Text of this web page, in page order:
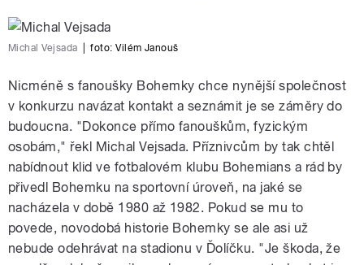
Michal Vejsada foto:Vilém Janouš
Nicméně s fanoušky Bohemky chce nynější společnost
v konkurzu navázat kontakt a seznámit je se záměry do
budoucna. "Dokonce přímo fanouškům, fyzickým
osobám," řekl Michal Vejsada. Příznivcům by tak chtěl
nabídnout klid ve fotbalovém klubu Bohemians a rád by
přivedl Bohemku na sportovní úroveň, na jaké se
nacházela v době 1980 až 1982. Pokud se mu to
povede, novodobá historie Bohemky se ale asi už
nebude odehrávat na stadionu v Ďolíčku. "Je škoda, že